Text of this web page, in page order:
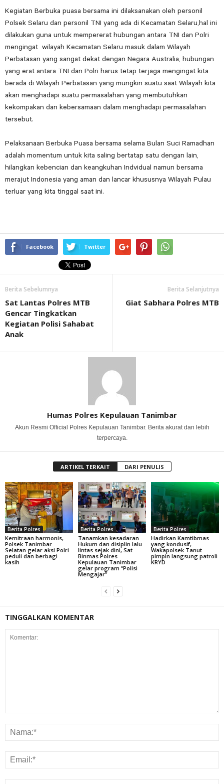
Kegiatan Berbuka puasa bersama ini dilaksanakan oleh personil
Polsek Selaru dan personil TNI yang ada di Kecamatan Selaru,hal ini
dilakukan guna untuk mempererat hubungan antara TNI dan Polri
mengingat wilayah Kecamatan Selaru masuk dalam Wilayah
Perbatasan yang sangat dekat dengan Negara Australia, hubungan
yang erat antara TNI dan Polri harus tetap terjaga mengingat kita
berada di Wilayah Perbatasan yang mungkin suatu saat Wilayah kita
akan menghadapi suatu permasalahan yang membutuhkan
kekompakan dan kebersamaan dalam menghadapi permasalahan
tersebut.
Pelaksanaan Berbuka Puasa bersama selama Bulan Suci Ramadhan
adalah momentum untuk kita saling bertatap satu dengan lain,
hilangkan kebencian dan keangkuhan Indvidual namun bersama
merajut Indonesia yang aman dan lancar khususnya Wilayah Pulau
terluar yang kita tinggal saat ini.
Facebook Twitter
Berita Sebelumnya
Sat Lantas Polres MTB
Gencar Tingkatkan
Kegiatan Polisi Sahabat
Anak
Berita Selanjutnya
Giat Sabhara Polres MTB
Humas Polres Kepulauan Tanimbar
Akun Resmi Official Polres Kepulauan Tanimbar. Berita akurat dan lebih
terpercaya.
ARTIKEL TERKAIT DARI PENULIS
Berita Polres
Kemitraan harmonis,
Polsek Tanimbar
Selatan gelar aksi Polri
peduli dan berbagi
kasih
Berita Polres
Tanamkan kesadaran
Hukum dan disiplin lalu
lintas sejak dini, Sat
Binmas Polres
Kepulauan Tanimbar
gelar program “Polisi
Mengajar”
Berita Polres
Hadirkan Kamtibmas
yang kondusif,
Wakapolsek Tanut
pimpin langsung patroli
KRYD
TINGGALKAN KOMENTAR